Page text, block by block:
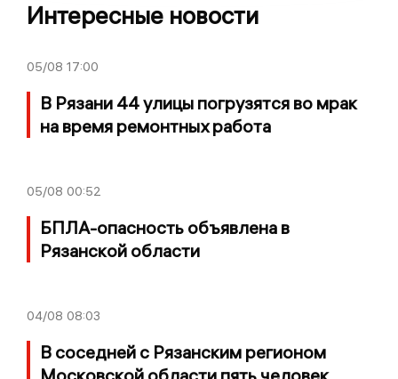
Интересные новости
05/08 17:00
В Рязани 44 улицы погрузятся во мрак
на время ремонтных работа
05/08 00:52
БПЛА-опасность объявлена в
Рязанской области
04/08 08:03
В соседней с Рязанским регионом